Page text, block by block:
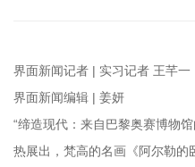
界面新闻记者 | 实习记者 王芊一
界面新闻编辑 | 姜妍
“缔造现代：来自巴黎奥赛博物
热展出，梵高的名画《阿尔勒的